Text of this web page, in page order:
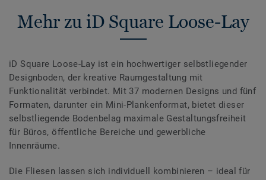
Mehr zu iD Square Loose-Lay
iD Square Loose-Lay ist ein hochwertiger selbstliegender
Designboden, der kreative Raumgestaltung mit
Funktionalität verbindet. Mit 37 modernen Designs und fünf
Formaten, darunter ein Mini-Plankenformat, bietet dieser
selbstliegende Bodenbelag maximale Gestaltungsfreiheit
für Büros, öffentliche Bereiche und gewerbliche
Innenräume.
Die Fliesen lassen sich individuell kombinieren – ideal für